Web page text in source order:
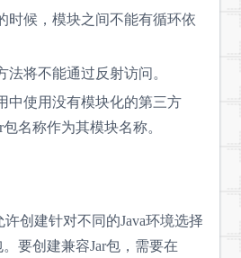
时候，模块之间不能有循环依
法将不能通过反射访问。
中使用没有模块化的第三方
名称作为其模块名称。
许创建针对不同的Java环境选择
。要创建兼容Jar包，需要在